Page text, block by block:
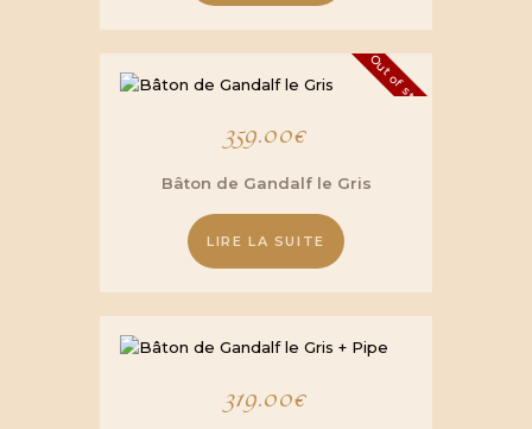
Out of stock
359.00€
Bâton de Gandalf le Gris
LIRE LA SUITE
319.00€